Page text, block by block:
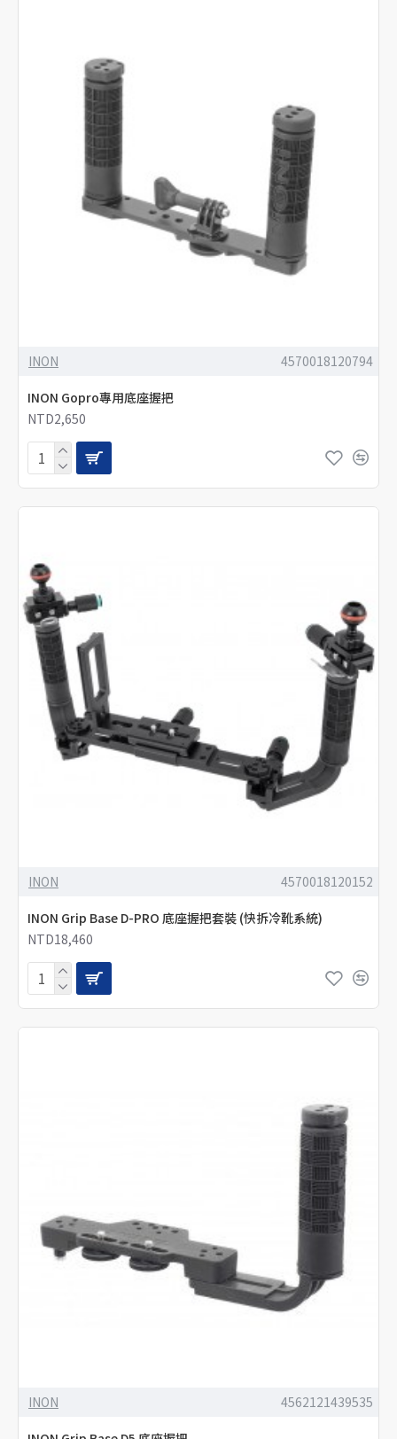
INON 4570018120794
INON Gopro專用底座握把
NTD2,650
INON 4570018120152
INON Grip Base D-PRO 底座握把套裝 (快拆冷靴系統)
NTD18,460
INON 4562121439535